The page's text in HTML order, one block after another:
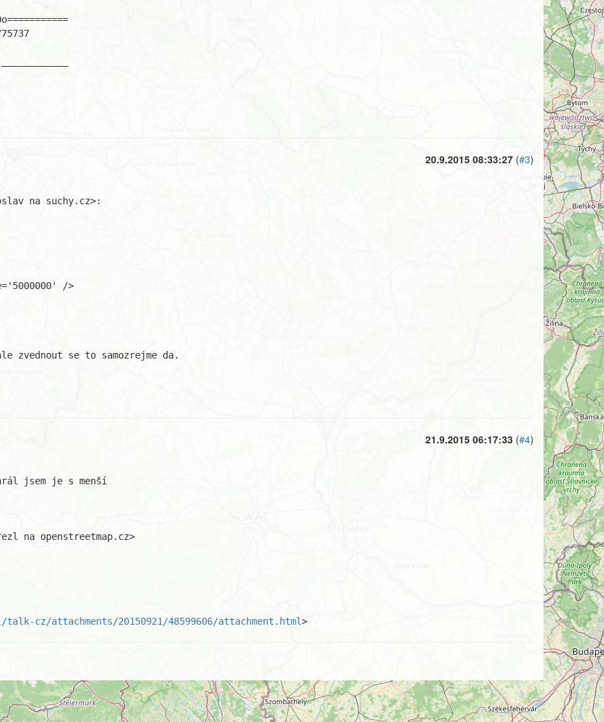
20.9.2015 08:33:27 (#3)
/>
se to samozrejme da.
21.9.2015 06:17:33 (#4)
jsem je s menší
na openstreetmap.cz>
cz/attachments/20150921/48599606/attachment.html>